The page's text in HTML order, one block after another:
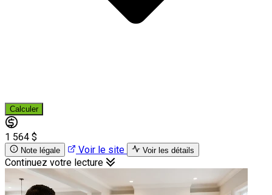
Calculer
1 564 $
Note légale Voir le site Voir les détails
Continuez votre lecture